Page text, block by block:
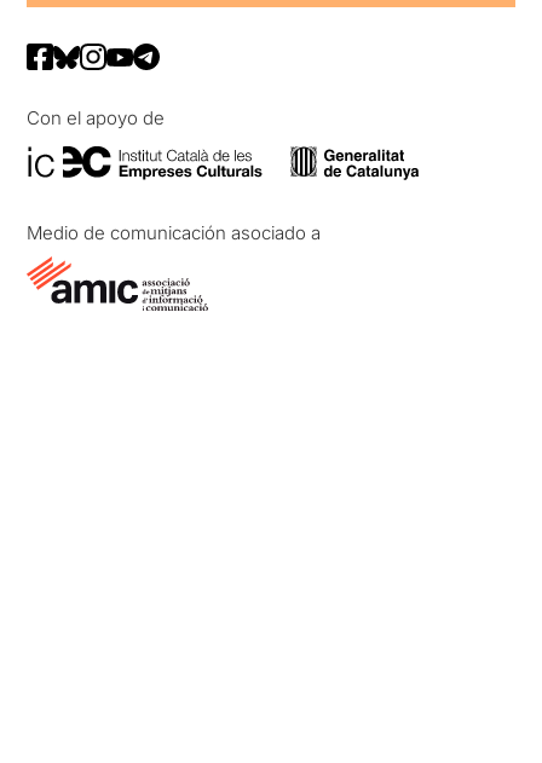
Con el apoyo de
Medio de comunicación asociado a